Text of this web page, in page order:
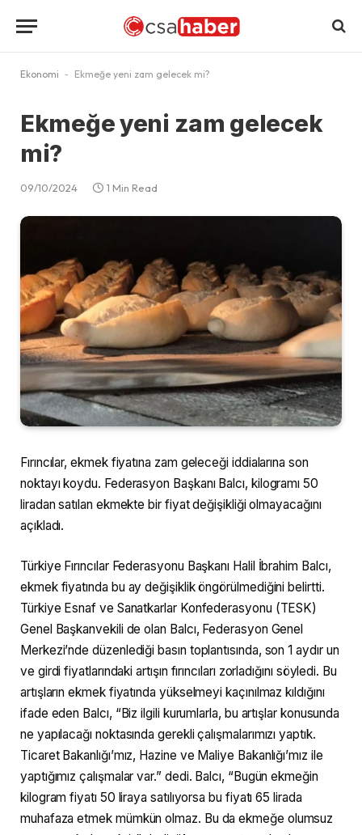
Ekonomi - Ekmeğe yeni zam gelecek mi?
Ekmeğe yeni zam gelecek
mi?
09/10/2024 1 Min Read
Fırıncılar, ekmek fiyatına zam geleceği iddialarına son
noktayı koydu. Federasyon Başkanı Balcı, kilogramı 50
liradan satılan ekmekte bir fiyat değişikliği olmayacağını
açıkladı.
Türkiye Fırıncılar Federasyonu Başkanı Halil İbrahim Balcı,
ekmek fiyatında bu ay değişiklik öngörülmediğini belirtti.
Türkiye Esnaf ve Sanatkarlar Konfederasyonu (TESK)
Genel Başkanvekili de olan Balcı, Federasyon Genel
Merkezi’nde düzenlediği basın toplantısında, son 1 aydır un
ve girdi fiyatlarındaki artışın fırıncıları zorladığını söyledi. Bu
artışların ekmek fiyatında yükselmeyi kaçınılmaz kıldığını
ifade eden Balcı, “Biz ilgili kurumlarla, bu artışlar konusunda
ne yapılacağı noktasında gerekli çalışmalarımızı yaptık.
Ticaret Bakanlığı’mız, Hazine ve Maliye Bakanlığı’mız ile
yaptığımız çalışmalar var.” dedi. Balcı, “Bugün ekmeğin
kilogram fiyatı 50 liraya satılıyorsa bu fiyatı 65 lirada
muhafaza etmek mümkün olmaz. Bu da ekmeğe olumsuz